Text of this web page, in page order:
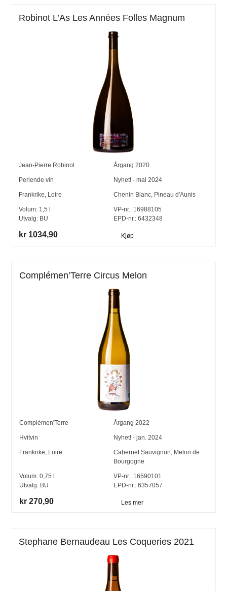
Robinot L’As Les Années Folles Magnum
Jean-Pierre Robinot Årgang 2020
Perlende vin Nyhet! - mai 2024
Frankrike Loire Chenin Blanc, Pineau d'Aunis
Volum: 1,5 l
Utvalg: BU
VP-nr.:16988105
EPD-nr.: 6432348
kr 1034,90 Kjøp
Complémen’Terre Circus Melon
Complémen'Terre Årgang 2022
Hvitvin Nyhet! - jan. 2024
Frankrike Loire Cabernet Sauvignon Melon de
Bourgogne
Volum:0,75 l
Utvalg: BU
VP-nr.: 16590101
EPD-nr.: 6357057
kr 270,90 Les mer
Stephane Bernaudeau Les Coqueries 2021